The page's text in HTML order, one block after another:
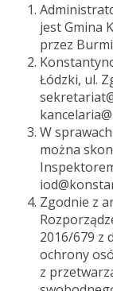
jest Gmina
przez
Łódzki, ul.
W
można
Zgodnie z
2016/679 z
ochrony
z